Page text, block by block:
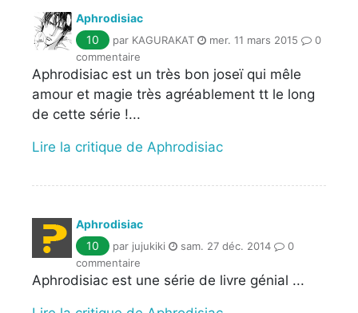
Aphrodisiac
10
par KAGURAKAT mer. 11 mars 2015
0
commentaire
Aphrodisiac est un très bon joseï qui mêle
amour et magie très agréablement tt le long
de cette série !...
Lire la critique de Aphrodisiac
Aphrodisiac
10
par jujukiki sam. 27 déc. 2014
0
commentaire
Aphrodisiac est une série de livre génial ...